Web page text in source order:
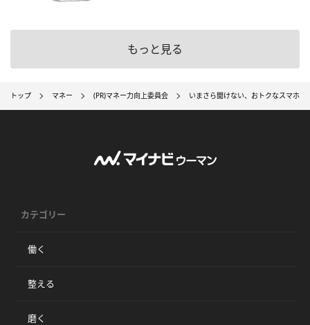
もっと見る
トップ マネー (PR)マネー力向上委員会 いまさら聞けない、おトクなスマホ料
カテゴリー
働く
整える
磨く